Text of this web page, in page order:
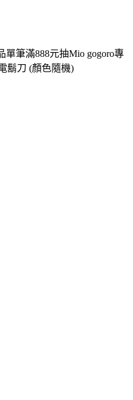
單筆滿888元抽Mio gogoro專
鬍刀 (顏色隨機)